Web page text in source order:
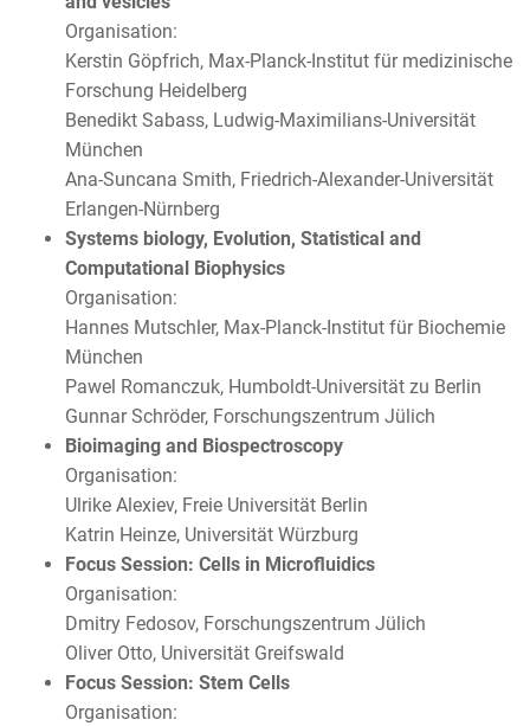
Organisation:
Kerstin Göpfrich, Max-Planck-Institut für medizinische
Forschung Heidelberg
Benedikt Sabass, Ludwig-Maximilians-Universität
München
Ana-Suncana Smith, Friedrich-Alexander-Universität
Erlangen-Nürnberg
Systems biology, Evolution, Statistical and
Computational Biophysics
Organisation:
Hannes Mutschler, Max-Planck-Institut für Biochemie
München
Pawel Romanczuk, Humboldt-Universität zu Berlin
Gunnar Schröder, Forschungszentrum Jülich
Bioimaging and Biospectroscopy
Organisation:
Ulrike Alexiev, Freie Universität Berlin
Katrin Heinze, Universität Würzburg
Focus Session: Cells in Microfluidics
Organisation:
Dmitry Fedosov, Forschungszentrum Jülich
Oliver Otto, Universität Greifswald
Focus Session: Stem Cells
Organisation: